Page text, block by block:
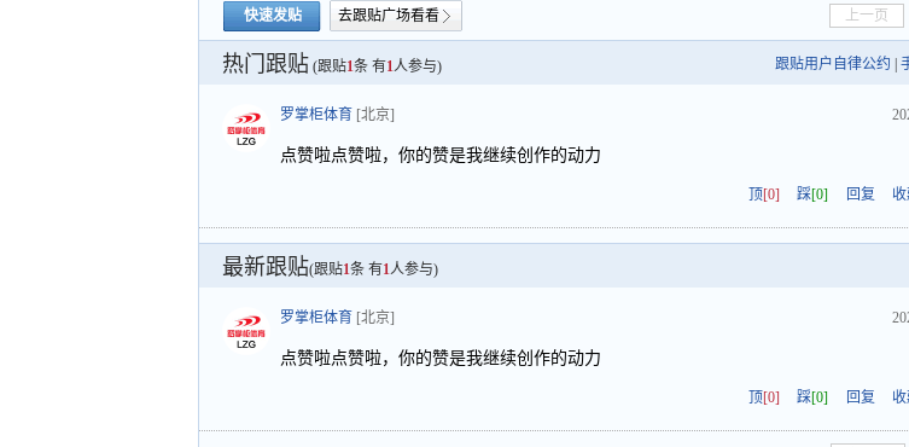
快速发贴 去跟贴广场看看 上一页
热门跟贴 (跟贴1条 有1人参与) 跟贴用户自律公约
罗掌柜体育 [北京]
点赞啦点赞啦，你的赞是我继续创作的动力
顶[0] 踩[0] 回复
最新跟贴(跟贴1条 有1人参与)
罗掌柜体育 [北京]
点赞啦点赞啦，你的赞是我继续创作的动力
顶[0] 踩[0] 回复